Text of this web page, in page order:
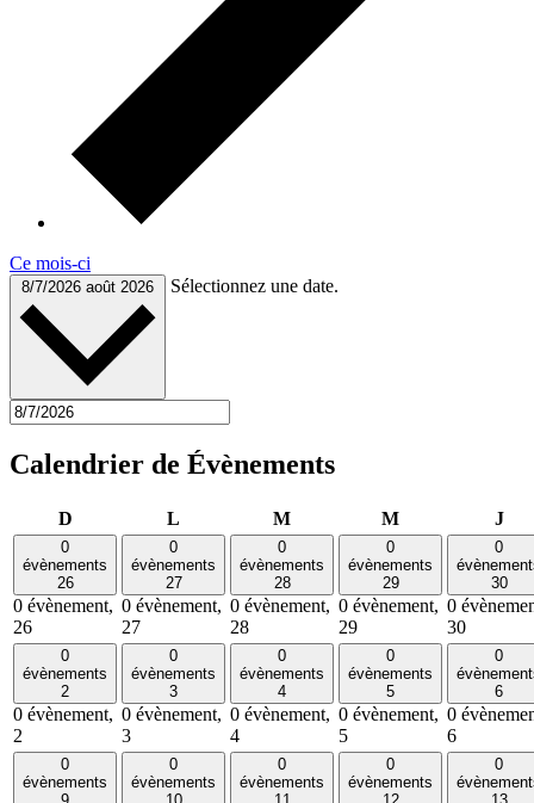
Ce mois-ci
8/7/2026 août 2026 Sélectionnez une date.
Calendrier de Évènements
DDimanche L MMardi MMercredi J
0
évènements
26
0 évènement,
26
0
évènements
27
0 évènement,
27
0
évènements
28
0 évènement,
28
0
évènements
29
0 évènement,
29
0
30
0
30
0
évènements
2
0 évènement,
2
0
évènements
3
0 évènement,
3
0
évènements
4
0 évènement,
4
0
évènements
5
0 évènement,
5
0
6
0
6
0
évènements
0
évènements
0
évènements
0
évènements
0